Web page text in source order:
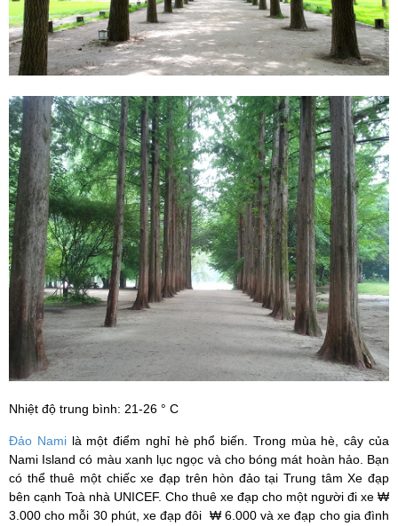
Nhiệt độ trung bình: 21-26 ° C
Đảo Namilà một điểm nghỉ hè phổ biến. Trong mùa hè, cây của
Nami Island có màu xanh lục ngọc và cho bóng mát hoàn hảo. Bạn
có thể thuê một chiếc xe đạp trên hòn đảo tại Trung tâm Xe đạp
bên cạnh Toà nhà UNICEF. Cho thuê xe đạp cho một người đi xe ₩
3.000 cho mỗi 30 phút, xe đạp đôi ₩ 6.000 và xe đạp cho gia đình